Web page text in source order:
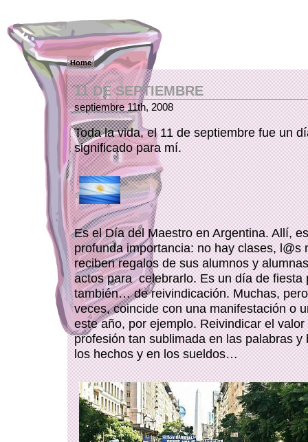
Home
11 DE SEPTIEMBRE
septiembre 11th, 2008
Toda la vida, el 11 de septiembre fue un
significado para mí.
Es el Día del Maestro en Argentina. Allí,
profunda importancia: no hay clases, l@s
reciben regalos de sus alumnos y
actos para celebrarlo. Es un día de fiesta
también… de reivindicación. Muchas,
veces, coincide con una manifestación o
este año, por ejemplo. Reivindicar el valor
profesión tan sublimada en las palabras y
los hechos y en los sueldos…